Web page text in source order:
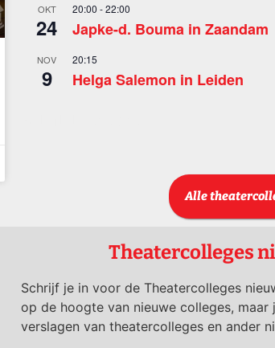
OKT
24
20:00 -22:00
Japke-d. Bouma in Zaandam
NOV
9
20:15
Helga Salemon in Leiden
Alle
Theatercolleges
Schrijf je in voor de Theatercolleges
op de hoogte van nieuwe colleges,
verslagen van theatercolleges en ander